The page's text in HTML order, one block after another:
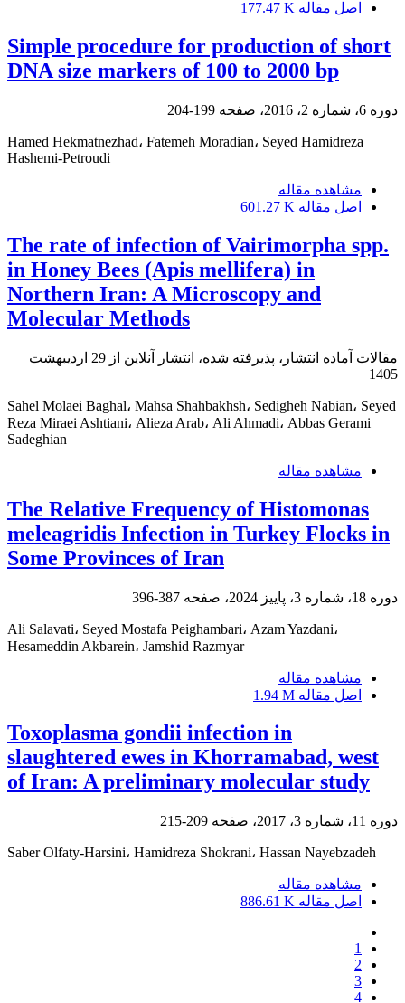
اصل مقاله 177.47 K
Simple procedure for production of short
DNA size markers of 100 to 2000 bp
دوره 6، شماره 2، 2016، صفحه 199-204
Hamed Hekmatnezhad، Fatemeh Moradian، Seyed Hamidreza
Hashemi-Petroudi
مشاهده مقاله
اصل مقاله 601.27 K
The rate of infection of Vairimorpha spp.
in Honey Bees (Apis mellifera) in
Northern Iran: A Microscopy and
Molecular Methods
مقالات آماده انتشار، پذیرفته شده، انتشار آنلاین از
29 اردیبهشت
1405
Sahel Molaei Baghal، Mahsa Shahbakhsh، Sedigheh Nabian، Seyed
Reza Miraei Ashtiani، Alieza Arab، Ali Ahmadi، Abbas Gerami
Sadeghian
مشاهده مقاله
The Relative Frequency of Histomonas
meleagridis Infection in Turkey Flocks in
Some Provinces of Iran
دوره 18، شماره 3، پاییز 2024، صفحه 387-396
Ali Salavati، Seyed Mostafa Peighambari، Azam Yazdani،
Hesameddin Akbarein، Jamshid Razmyar
مشاهده مقاله
اصل مقاله 1.94 M
Toxoplasma gondii infection in
slaughtered ewes in Khorramabad, west
of Iran: A preliminary molecular study
دوره 11، شماره 3، 2017، صفحه 209-215
Saber Olfaty-Harsini، Hamidreza Shokrani، Hassan Nayebzadeh
مشاهده مقاله
اصل مقاله 886.61 K
1
2
3
4